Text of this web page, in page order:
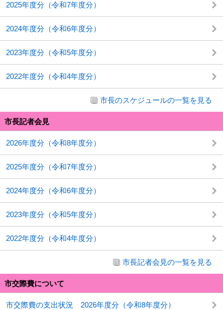
2025年度分（令和7年度分）
2024年度分（令和6年度分）
2023年度分（令和5年度分）
2022年度分（令和4年度分）
市長のスケジュールの一覧を見る
市長記者会見
2026年度分（令和8年度分）
2025年度分（令和7年度分）
2024年度分（令和6年度分）
2023年度分（令和5年度分）
2022年度分（令和4年度分）
市長記者会見の一覧を見る
市交際費について
市交際費の支出状況 2026年度分（令和8年度分）